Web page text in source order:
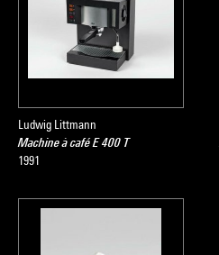
Ludwig Littmann
Machine à café E 400 T
1991